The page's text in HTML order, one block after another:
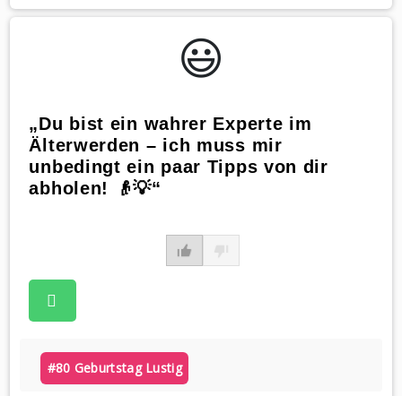
😃️
„Du bist ein wahrer Experte im
Älterwerden – ich muss mir
unbedingt ein paar Tipps von dir
abholen! 👴💡“
#80 Geburtstag Lustig